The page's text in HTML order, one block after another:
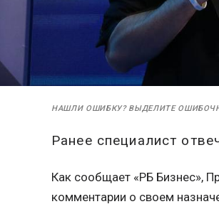
НАШЛИ ОШИБКУ? ВЫДЕЛИТЕ
Ранее специалист
Как сообщает «РБ Бизнес»,
комментарии о своем